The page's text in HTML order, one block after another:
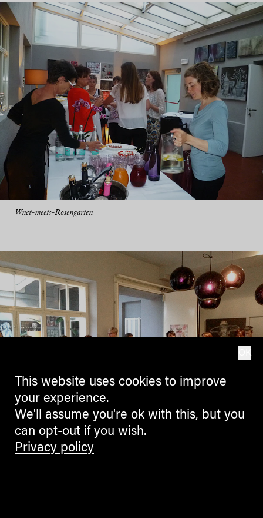
Wnet-meets-Rosengarten
This website uses cookies to improve
your experience.
We'll assume you're ok with this, but you
can opt-out if you wish.
Privacy policy